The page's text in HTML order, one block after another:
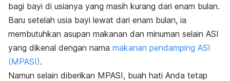
bagi bayi di usianya yang masih kurang dari enam bulan.
Baru setelah usia bayi lewat dari enam bulan, ia
membutuhkan asupan makanan dan minuman selain ASI
yang dikenal dengan nama makanan pendamping ASI
(MPASI).
Namun selain diberikan MPASI, buah hati Anda tetap